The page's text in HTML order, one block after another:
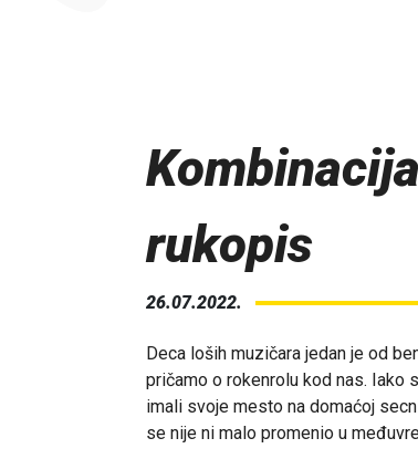
rukopis
26.07.2022.
Deca loših muzičara jedan je od
pričamo o rokenrolu kod nas.
imali svoje mesto na domaćoj
se nije ni malo promenio u